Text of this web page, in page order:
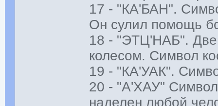
17 - "КА'БАН".
Он сулил помощь
18 - "ЭТЦ'НАБ". Две
колесом. Символ
19 - "КА'УАК".
20 - "А'ХАУ" Символ
наделен любой